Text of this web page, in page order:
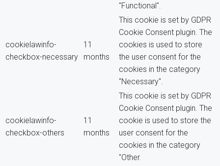
"Functional".
cookielawinfo-
checkbox-necessary
11
months
This cookie is set by GDPR
Cookie Consent plugin. The
cookies is used to store
the user consent for the
cookies in the category
"Necessary".
cookielawinfo-
checkbox-others
11
months
This cookie is set by GDPR
Cookie Consent plugin. The
cookie is used to store the
user consent for the
cookies in the category
"Other.